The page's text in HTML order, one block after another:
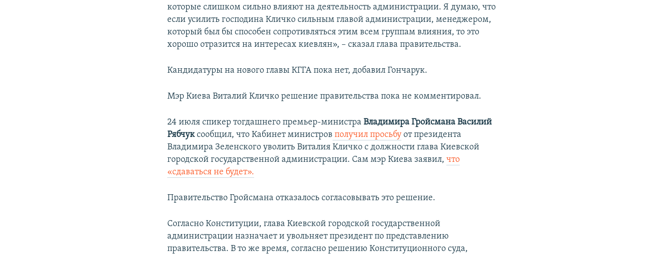
которые слишком сильно влияют на деятельность администрации. Я думаю, что
если усилить господина Кличко сильным главой администрации, менеджером,
который был бы способен сопротивляться этим всем группам влияния, то это
хорошо отразится на интересах киевлян», – сказал глава правительства.
Кандидатуры на нового главы КГГА пока нет, добавил Гончарук.
Мэр Киева Виталий Кличко решение правительства пока не комментировал.
24 июля спикер тогдашнего премьер-министраВладимира Гройсмана Василий
Рябчуксообщил, что Кабинет министров получил просьбу от президента
Владимира Зеленского уволить Виталия Кличко с должности глава Киевской
городской государственной администрации. Сам мэр Киева заявил,что
«сдаваться не будет».
Правительство Гройсмана отказалось согласовывать это решение.
Согласно Конституции, глава Киевской городской государственной
администрации назначает и увольняет президент по представлению
правительства. В то же время, согласно решению Конституционного суда,